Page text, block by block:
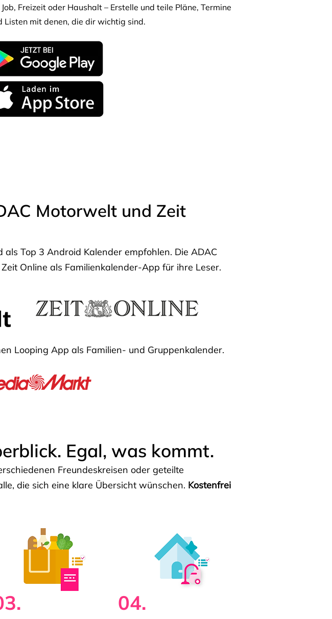
Job, Freizeit oder Haushalt – Erstelle und teile Pläne, Termine
Listen mit denen, die dir wichtig sind.
Motorwelt und Zeit
Top 3 Android Kalender empfohlen. Die ADAC
Online als Familienkalender-App für ihre Leser.
Looping App als Familien- und Gruppenkalender.
Egal, was kommt.
Freundeskreisen oder geteilte
die sich eine klare Übersicht wünschen. Kostenfrei
04.